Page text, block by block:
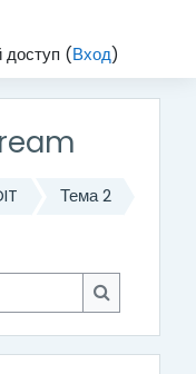
доступ (Вход)
Тема 2
Искать